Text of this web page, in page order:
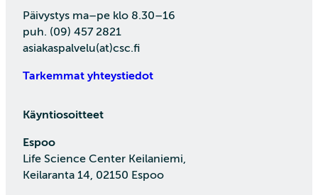
Päivystys ma–pe klo 8.30–16
puh. (09) 457 2821
asiakaspalvelu(at)csc.fi
Tarkemmat yhteystiedot
Käyntiosoitteet
Espoo
Life Science Center Keilaniemi,
Keilaranta 14, 02150 Espoo